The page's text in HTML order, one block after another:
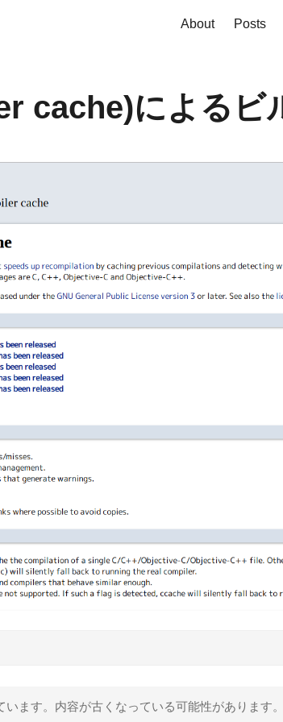
About Posts
cache)によるビ
います。内容が古くなっている可能性があります